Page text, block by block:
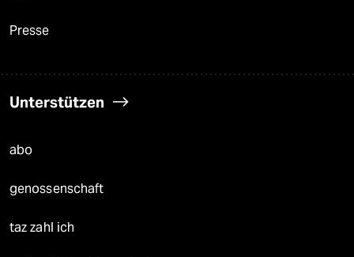
Presse
Unterstützen
abo
genossenschaft
taz zahl ich